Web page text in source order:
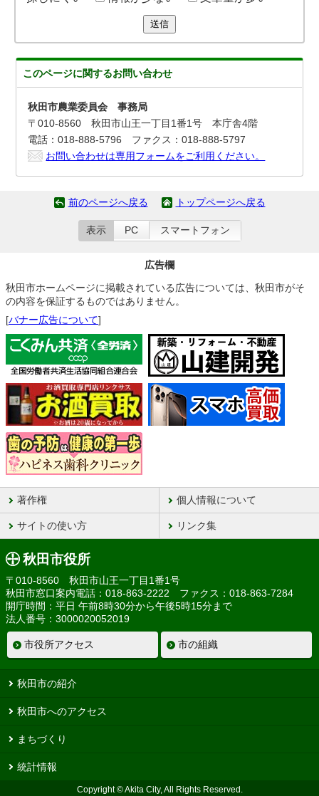
送信
このページに関するお問い合わせ
秋田市農業委員会 事務局
〒010-8560 秋田市山王一丁目1番1号 本庁舎4階
電話：018-888-5796 ファクス：018-888-5797
お問い合わせは専用フォームをご利用ください。
前のページへ戻る トップページへ戻る
表示 PC スマートフォン
広告欄
秋田市ホームページに掲載されている広告については、秋田市がそ
の内容を保証するものではありません。
[バナー広告について]
著作権 個人情報について
サイトの使い方 リンク集
秋田市役所
〒010-8560 秋田市山王一丁目1番1号
秋田市窓口案内電話：018-863-2222 ファクス：018-863-7284
開庁時間：平日 午前8時30分から午後5時15分まで
法人番号：3000020052019
市役所アクセス 市の組織
秋田市の紹介
秋田市へのアクセス
まちづくり
統計情報
Copyright © Akita City, All Rights Reserved.